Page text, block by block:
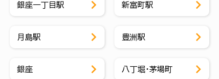
銀座一丁目駅 新富町駅
月島駅 豊洲駅
銀座 八丁堀・茅場町